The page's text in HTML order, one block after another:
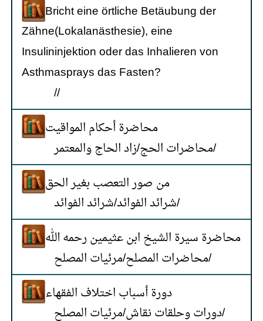
Bricht eine örtliche Betäubung der
Zähne(Lokalanästhesie), eine
Insulininjektion oder das Inhalieren von
Asthmasprays das Fasten?
//
محاضرة أحكام المواقيت
زاد الحاج والمعتمر/محاضرات الحج/
من صور التعصب بغير الحق
شرائد الفوائد/شرائد الفوائد/
محاضرة سيرة الشيخ ابن عثيمين رحمه الله
مرئيات المصلح/محاضرات المصلح/
دورة أسباب اختلاف الفقهاء
مرئيات المصلح/دورات وحلقات نقاش/